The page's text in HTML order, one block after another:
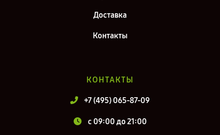
Доставка
Контакты
КОНТАКТЫ
+7 (495) 065-87-09
c 09:00 до 21:00